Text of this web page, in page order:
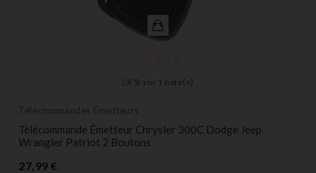
( 3/ 5) sur 1 note(s)
Télécommandes Émetteurs
Télécommande Émetteur Chrysler 300C Dodge Jeep
Wrangler Patriot 2 Boutons
27,99 €